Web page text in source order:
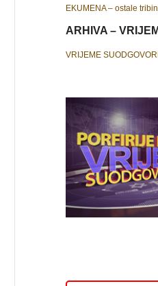
EKUMENA – ostale
ARHIVA –
VRIJEME